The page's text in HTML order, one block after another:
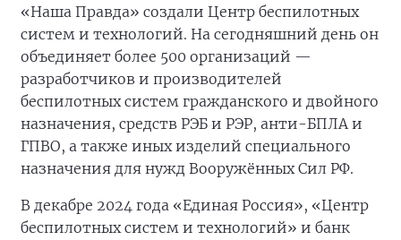
«Наша Правда» создали Центр беспилотных
систем и технологий. На сегодняшний день он
объединяет более 500 организаций —
разработчиков и производителей
беспилотных систем гражданского и двойного
назначения, средств РЭБ и РЭР, анти-БПЛА и
ГПВО, а также иных изделий специального
назначения для нужд Вооружённых Сил РФ.
В декабре 2024 года «Единая Россия», «Центр
беспилотных систем и технологий» и банк